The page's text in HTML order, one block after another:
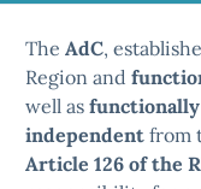
The AdC,
Region and
well as
independent from
Article 126 of the